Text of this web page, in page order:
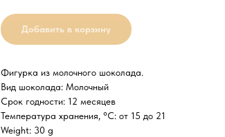
Добавить в корзину
Фигурка из молочного шоколада.
Вид шоколада: Молочный
Срок годности: 12 месяцев
Температура хранения, °C: от 15 до 21
Weight: 30 g